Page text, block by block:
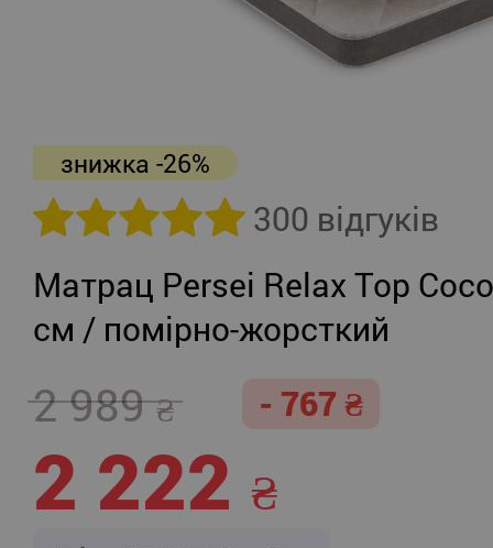
знижка -26%
300 відгуків
Матрац Persei Relax Top
см / помірно-жорсткий
2 989 - 767
2 222